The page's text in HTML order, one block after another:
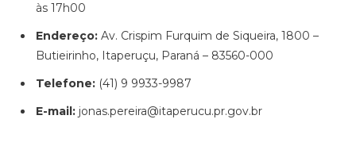
às 17h00
Endereço: Av. Crispim Furquim de Siqueira, 1800 –
Butieirinho, Itaperuçu, Paraná – 83560-000
Telefone: (41) 9 9933-9987
E-mail: jonas.pereira@itaperucu.pr.gov.br